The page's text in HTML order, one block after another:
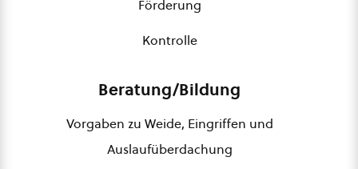
Förderung
Kontrolle
Beratung/Bildung
Vorgaben zu Weide, Eingriffen und
Auslaufüberdachung